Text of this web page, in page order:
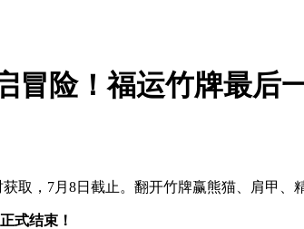
冒险！福运竹牌最后
取，7月8日截止。翻开竹牌赢熊猫、肩甲、
式结束！